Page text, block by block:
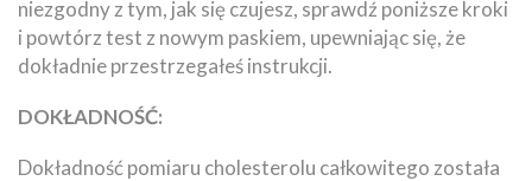
niezgodny z tym, jak się czujesz, sprawdź poniższe kroki
i powtórz test z nowym paskiem, upewniając się, że
dokładnie przestrzegałeś instrukcji.
DOKŁADNOŚĆ:
Dokładność pomiaru cholesterolu całkowitego została